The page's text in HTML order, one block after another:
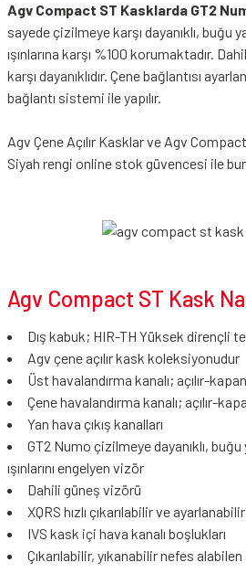
Agv Compact ST Kasklarda GT2
sayede çizilmeye karşı dayanıklı, buğu
ışınlarına karşı %100 korumaktadır.
karşı dayanıklıdır. Çene bağlantısı
bağlantı sistemi ile yapılır.
Agv Çene Açılır Kasklar ve Agv
Siyah rengi online stok güvencesi ile
Agv Compact ST Kask
Dış kabuk; HIR-TH Yüksek dirençli
Agv çene açılır kask koleksiyonudur
Üst havalandırma kanalı; açılır-
Çene havalandırma kanalı; açılır-
Yan hava çıkış kanalları
GT2 Numo çizilmeye dayanıklı,
ışınlarını engelyen vizör
Dahili güneş vizörü
XQRS hızlı çıkarılabilir ve
IVS kask içi hava kanalı boşlukları
Çıkarılabilir, yıkanabilir nefes